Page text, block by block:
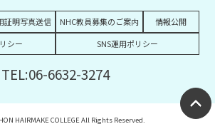
証明写真送信 NHC教員募集のご案内
情報公開
シー
SNS運用ポリシー
TEL:06-6632-3274
HAIRMAKE COLLEGE All Rights Reserved.